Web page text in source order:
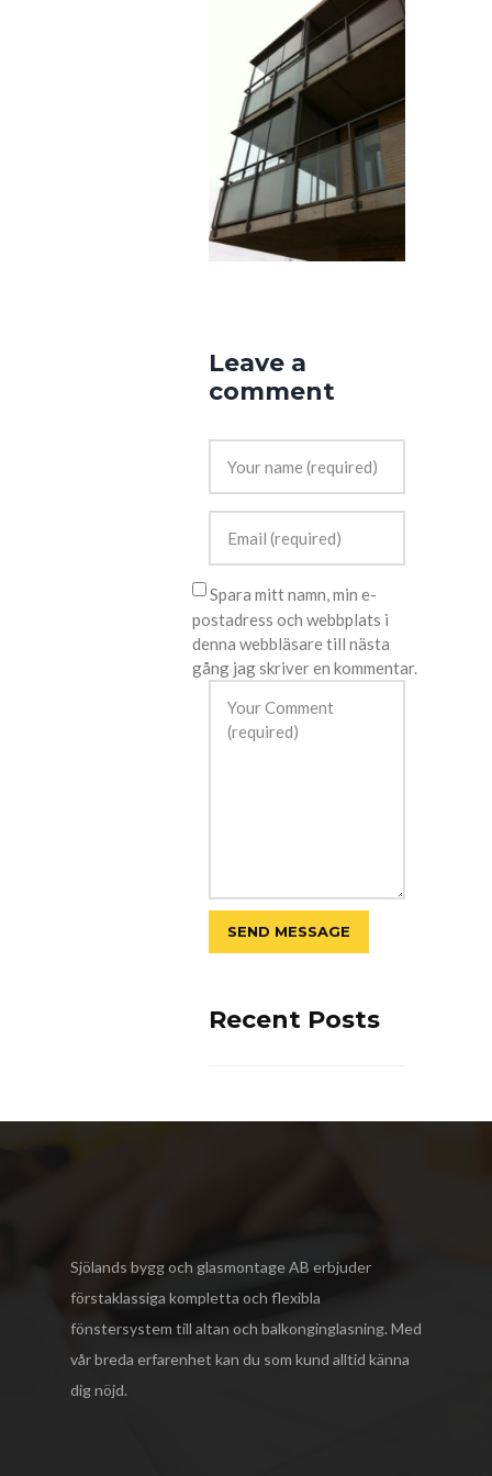
Leave a
comment
Spara mitt namn, min e-
postadress och webbplats i
denna webbläsare till nästa
gång jag skriver en kommentar.
Recent Posts
Sjölands bygg och glasmontage AB erbjuder
förstaklassiga kompletta och flexibla
fönstersystem till altan och balkonginglasning. Med
vår breda erfarenhet kan du som kund alltid känna
dig nöjd.